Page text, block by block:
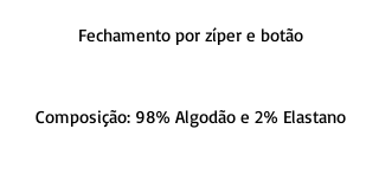
Fechamento por zíper e botão
Composição: 98% Algodão e 2% Elastano